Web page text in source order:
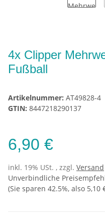
4x Clipper
Fußball
Artikelnummer: AT49828-4
GTIN: 8447218290137
6,90 €
inkl. 19% USt. , zzgl. Versand
Unverbindliche
(Sie sparen 42.5%, also 5,10